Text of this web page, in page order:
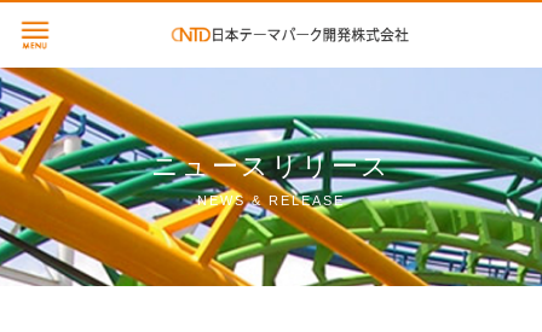
ニュースリリース
NEWS & RELEASE